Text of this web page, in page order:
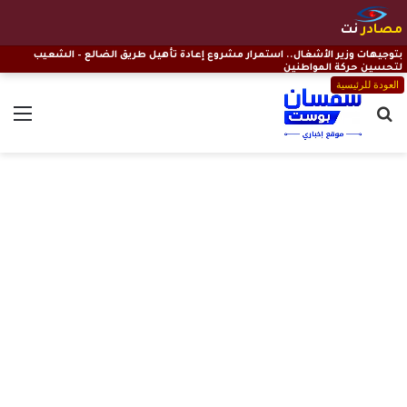
مصادرنت
العودة للرئيسية
بتوجيهات وزير الأشغال.. استمرار مشروع إعادة تأهيل طريق الضالع – الشعيب
لتحسين حركة المواطنين